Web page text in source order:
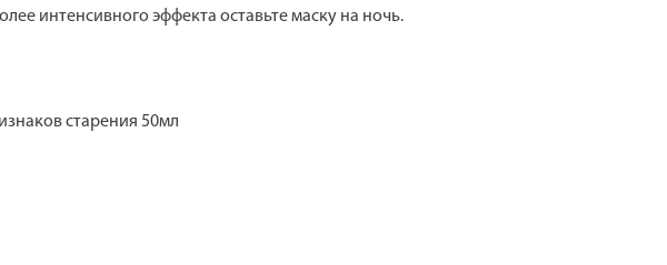
интенсивного эффекта оставьте маску на ночь.
старения 50мл